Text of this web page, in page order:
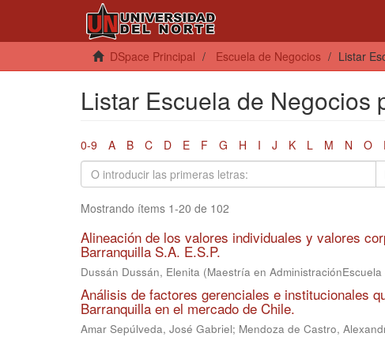
DSpace Principal Escuela de Negocios Listar
Listar Escuela de Negocios
0-9 A B C D E F G H I J K L M N O
Mostrando ítems 1-20 de 102
Alineación de los valores individuales y valores
Barranquilla S.A. E.S.P.
Dussán Dussán, Elenita (Maestría en
Análisis de factores gerenciales e institucionales
Barranquilla en el mercado de Chile.
Amar Sepúlveda, José Gabriel; Mendoza de Castro,